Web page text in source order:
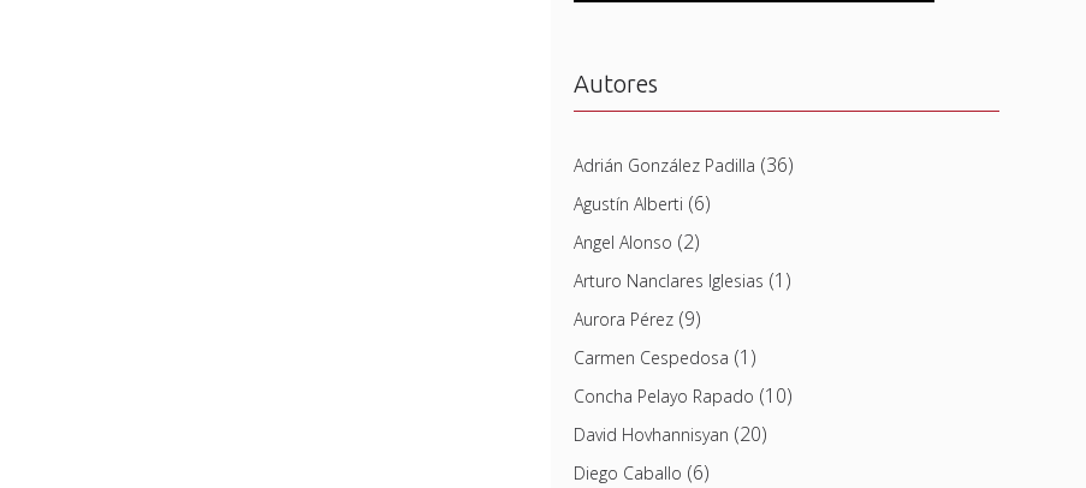
Autores
Adrián González Padilla (36)
Agustín Alberti (6)
Angel Alonso (2)
Arturo Nanclares Iglesias (1)
Aurora Pérez(9)
Carmen Cespedosa (1)
Concha Pelayo Rapado (10)
David Hovhannisyan (20)
Diego Caballo (6)